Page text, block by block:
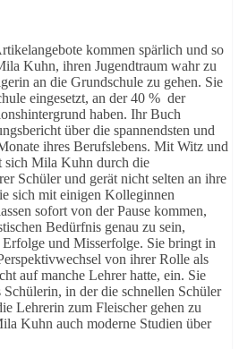
kommen spärlich und so
Kuhn, ihren Jugendtraum wahr zu
an die Grundschule zu gehen. Sie
eingesetzt, an der 40 % der
haben. Ihr Buch
über die spannendsten und
ihres Berufslebens. Mit Witz und
sich Mila Kuhn durch die
Schüler und gerät nicht selten an ihre
sich mit einigen Kolleginnen
sofort von der Pause kommen,
Bedürfnis genau zu sein,
und Misserfolge. Sie bringt in
von ihrer Rolle als
auf manche Lehrer hatte, ein. Sie
in der die schnellen Schüler
Lehrerin zum Fleischer gehen zu
Kuhn auch moderne Studien über